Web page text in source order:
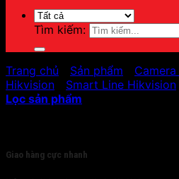
Tìm kiếm:
Trang chủ Sản phẩm
Hikvision
Smart Line Hikvision
Lọc sản phẩm
Giao hàng cực nhanh